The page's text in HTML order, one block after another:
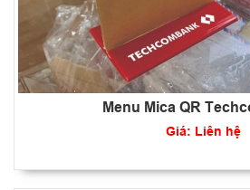
Menu Mica QR
Giá: Liên hệ